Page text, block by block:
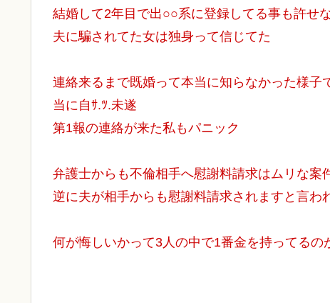
結婚して2年目で出○○系に登録してる事も許せ
夫に騙されてた女は独身って信じてた
連絡来るまで既婚って本当に知らなかった様
当に自ｻ.ﾂ.未遂
第1報の連絡が来た私もパニック
弁護士からも不倫相手へ慰謝料請求はムリな案
逆に夫が相手からも慰謝料請求されますと言わ
何が悔しいかって3人の中で1番金を持ってるの